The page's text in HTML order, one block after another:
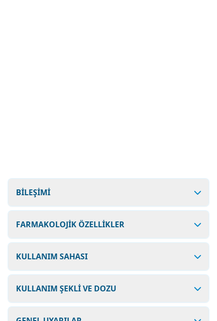
BİLEŞİMİ
FARMAKOLOJİK ÖZELLİKLER
KULLANIM SAHASI
KULLANIM ŞEKLİ VE DOZU